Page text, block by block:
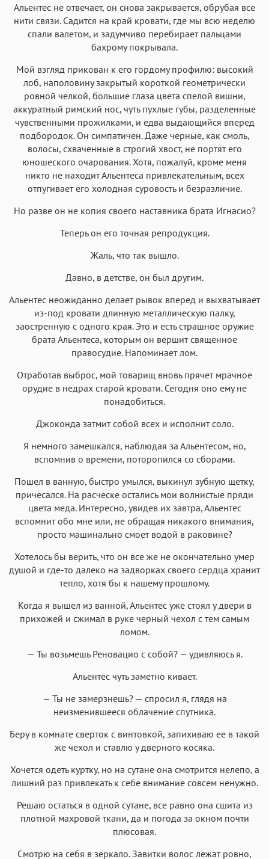
Альентес не отвечает, он снова закрывается, обрубая все
нити связи. Садится на край кровати, где мы всю неделю
спали валетом, и задумчиво перебирает пальцами
бахрому покрывала.
Мой взгляд прикован к его гордому профилю: высокий
лоб, наполовину закрытый короткой геометрически
ровной челкой, большие глаза цвета спелой вишни,
аккуратный римский нос, чуть пухлые губы, разделенные
чувственными прожилками, и едва выдающийся вперед
подбородок. Он симпатичен. Даже черные, как смоль,
волосы, схваченные в строгий хвост, не портят его
юношеского очарования. Хотя, пожалуй, кроме меня
никто не находит Альентеса привлекательным, всех
отпугивает его холодная суровость и безразличие.
Но разве он не копия своего наставника брата Игнасио?
Теперь он его точная репродукция.
Жаль, что так вышло.
Давно, в детстве, он был другим.
Альентес неожиданно делает рывок вперед и выхватывает
из-под кровати длинную металлическую палку,
заостренную с одного края. Это и есть страшное оружие
брата Альентеса, которым он вершит священное
правосудие. Напоминает лом.
Отработав выброс, мой товарищ вновь прячет мрачное
орудие в недрах старой кровати. Сегодня оно ему не
понадобиться.
Джоконда затмит собой всех и исполнит соло.
Я немного замешкался, наблюдая за Альентесом, но,
вспомнив о времени, поторопился со сборами.
Пошел в ванную, быстро умылся, выкинул зубную щетку,
причесался. На расческе остались мои волнистые пряди
цвета меда. Интересно, увидев их завтра, Альентес
вспомнит обо мне или, не обращая никакого внимания,
просто машинально смоет водой в раковине?
Хотелось бы верить, что он все же не окончательно умер
душой и где-то далеко на задворках своего сердца хранит
тепло, хотя бы к нашему прошлому.
Когда я вышел из ванной, Альентес уже стоял у двери в
прихожей и сжимал в руке черный чехол с тем самым
ломом.
— Ты возьмешь Реновацио с собой? — удивляюсь я.
Альентес чуть заметно кивает.
— Ты не замерзнешь? — спросил я, глядя на
неизменившееся облачение спутника.
Беру в комнате сверток с винтовкой, запихиваю ее в такой
же чехол и ставлю у дверного косяка.
Хочется одеть куртку, но на сутане она смотрится нелепо, а
лишний раз привлекать к себе внимание совсем ненужно.
Решаю остаться в одной сутане, все равно она сшита из
плотной махровой ткани, да и погода за окном почти
плюсовая.
Смотрю на себя в зеркало. Завитки волос лежат ровно,